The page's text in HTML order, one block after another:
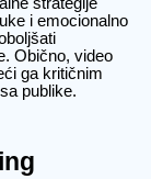
i emocionalno
Obično, video
ga kritičnim
publike.